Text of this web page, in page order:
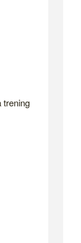
trening